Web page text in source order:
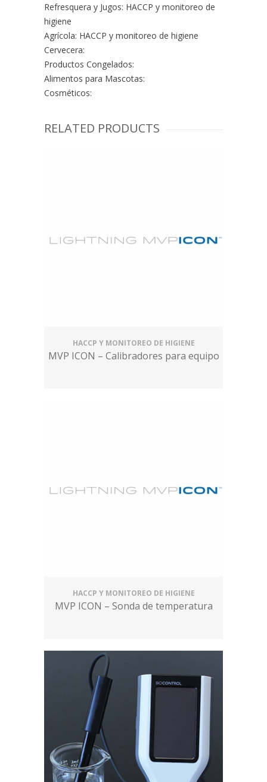
Refresquera y Jugos: HACCP y monitoreo de
higiene
Agrícola: HACCP y monitoreo de higiene
Cervecera:
Productos Congelados:
Alimentos para Mascotas:
Cosméticos:
RELATED PRODUCTS
HACCP Y MONITOREO DE HIGIENE
MVP ICON – Calibradores para equipo
HACCP Y MONITOREO DE HIGIENE
MVP ICON – Sonda de temperatura